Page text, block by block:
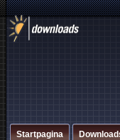
Startpagina